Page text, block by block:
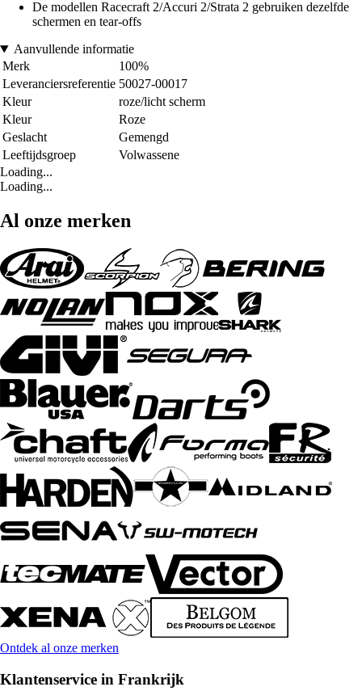
De modellen Racecraft 2/Accuri 2/Strata 2 gebruiken dezelfde
schermen en tear-offs
Aanvullende informatie
Merk
100%
Leveranciersreferentie 50027-00017
Kleur
roze/licht scherm
Kleur
Roze
Geslacht
Gemengd
Leeftijdsgroep
Volwassene
Loading...
Loading...
Al onze merken
Ontdek al onze merken
Klantenservice in Frankrijk